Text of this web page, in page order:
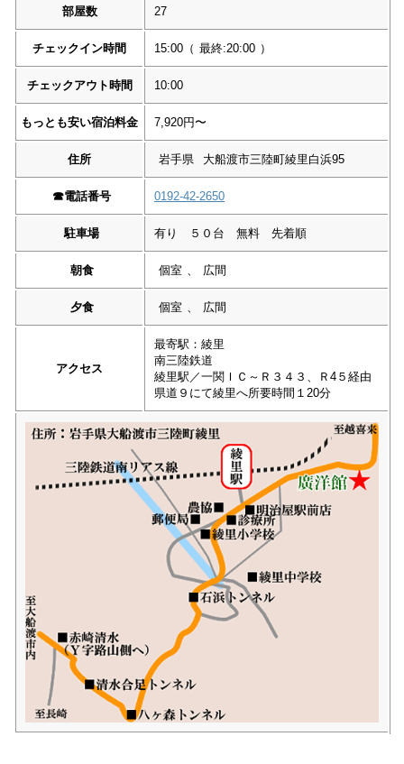
部屋数 27
チェックイン時間 15:00 （ 最終:20:00 ）
チェックアウト時間 10:00
もっとも安い宿泊料金 7,920円〜
住所 岩手県 大船渡市三陸町綾里白浜95
☎︎電話番号 0192-42-2650
駐車場 有り ５０台 無料 先着順
朝食 個室 広間
夕食 個室 広間
アクセス
最寄駅：綾里
南三陸鉄道
綾里駅／一関ＩＣ～Ｒ３４３、Ｒ4５経由
県道９にて綾里へ所要時間１20分